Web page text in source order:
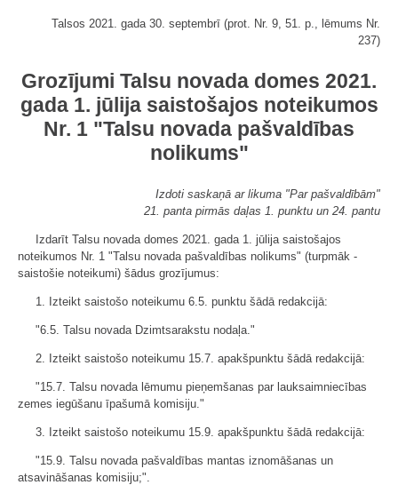
Talsos 2021. gada 30. septembrī (prot. Nr. 9, 51. p., lēmums Nr.
237)
Grozījumi Talsu novada domes 2021.
gada 1. jūlija saistošajos noteikumos
Nr. 1 "Talsu novada pašvaldības
nolikums"
Izdoti saskaņā ar likuma "Par pašvaldībām"
21. panta pirmās daļas 1. punktu un 24. pantu
Izdarīt Talsu novada domes 2021. gada 1. jūlija saistošajos
noteikumos Nr. 1 "Talsu novada pašvaldības nolikums" (turpmāk -
saistošie noteikumi) šādus grozījumus:
1. Izteikt saistošo noteikumu 6.5. punktu šādā redakcijā:
"6.5. Talsu novada Dzimtsarakstu nodaļa."
2. Izteikt saistošo noteikumu 15.7. apakšpunktu šādā redakcijā:
"15.7. Talsu novada lēmumu pieņemšanas par lauksaimniecības
zemes iegūšanu īpašumā komisiju."
3. Izteikt saistošo noteikumu 15.9. apakšpunktu šādā redakcijā:
"15.9. Talsu novada pašvaldības mantas iznomāšanas un
atsavināšanas komisiju;".